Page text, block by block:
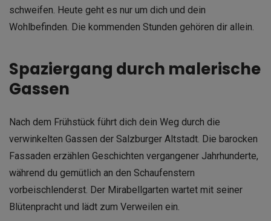
schweifen. Heute geht es nur um dich und dein
Wohlbefinden. Die kommenden Stunden gehören dir allein.
Spaziergang durch malerische
Gassen
Nach dem Frühstück führt dich dein Weg durch die
verwinkelten Gassen der Salzburger Altstadt. Die barocken
Fassaden erzählen Geschichten vergangener Jahrhunderte,
während du gemütlich an den Schaufenstern
vorbeischlenderst. Der Mirabellgarten wartet mit seiner
Blütenpracht und lädt zum Verweilen ein.